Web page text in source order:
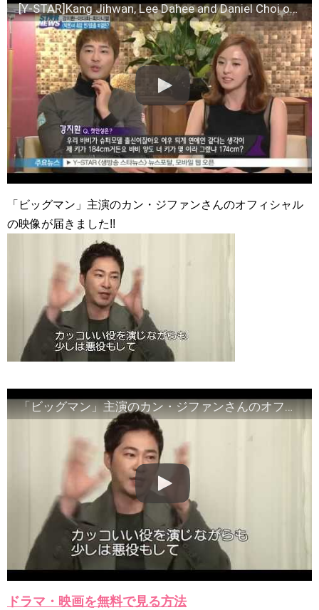
ユン・ギュンサン主演「潜入弁護人」第1回特別公開！
ハン・ヘジン 한혜진 – (선공개) 강남 3대 얼짱 출신 &#39;한혜진
언니&#39; (ft. 도여니의 학창시절) | 편 먹고 갈래요? 밥블레스유 2
bobblessyou2 EP.18
ソン・ヘギョ – ソンヘギョ キスまとめ
ハン・ヘジン 한혜진 – Still We (여전히 우리는)
한가인 –
九尾狐外伝 第２話 キム・ジウ チョ・ヒョンジェ
九尾狐外伝 メイキング03 ハン・イェスル
チョ・ヒョンジェ 조현재 九尾狐外伝 制作発表会
キム・テヒの弟イ・ワン♥イ・ボミ、今日（28日）結婚……
「ライフ・ オン・ マーズ」2019年11月2日TSUTAYAにて先行
Jin-Crash Landing On You/ヒョンビン❤️ソンイェジン / エンジョイ❕
ユン・ギュンサン、番組にも登場した愛猫が急死…イ・ソンギ
ョンら同僚芸能人から慰めの言葉が続々 – Taka News
キム・レウォンの影絵遊び！？「黒騎士～永遠の約束～」メイ
キングを一部公開（DVD-SET2特典映像より）
「まず熱く掃除せよ」女優キム・ユジョン、「健康がとても回
復…痩せたのはソン・ジェリムのせい!? 」 (11/26)
【裏芸能】キムユジョンの熱愛彼氏はあの大物俳優
キム・ユジョン、美しいセルフショットで近況を伝える“会いた
いでしょ？” Big News TV
キム・ユジョン、新ドラマ「まず熱く掃除せよ」に出演確
定…“台本を見た瞬間惹かれた” 20180123
리고 그려도 (Miss You In My Heart)
俳優カン・ギヨン、突然の熱愛宣言…「キム秘書がなぜそう
か」出演で話題 Big News TV
Powered by livedoor 相互RSS
[Y-STAR]Kang Jihwan, Lee Dahee and Daniel Choi of 'Big man' interview([빅맨] 강지환 이다희 최다니엘, 최강연기호흡 비결)
「ビッグマン」主演のカン・ジファンさんのオフィシャル
の映像が届きました!!
「ビッグマン」主演のカン・ジファンさんのオフィシャルの映像が届きました!!
ドラマ・映画を無料で見る方法